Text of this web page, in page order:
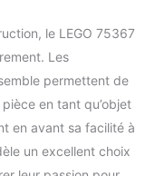
Star Wars
permet de
la pleine
tout en
vos mains
Adult Boys
le LEGO 75367
Les
permettent de
en tant qu’objet
en avant sa facilité à
un excellent choix